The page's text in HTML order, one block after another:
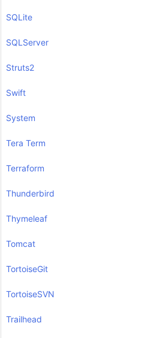
SQLite
SQLServer
Struts2
Swift
System
Tera Term
Terraform
Thunderbird
Thymeleaf
Tomcat
TortoiseGit
TortoiseSVN
Trailhead